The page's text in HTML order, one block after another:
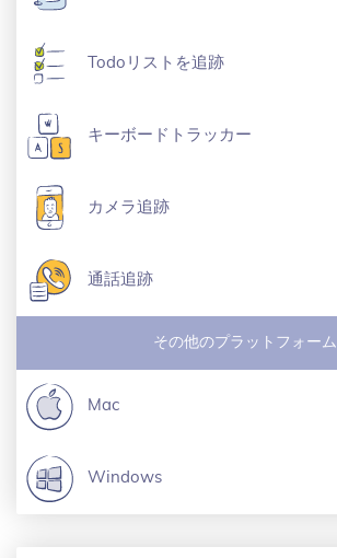
Todoリストを追跡
キーボードトラッカー
カメラ追跡
通話追跡
その他のプラットフォーム
Mac
Windows